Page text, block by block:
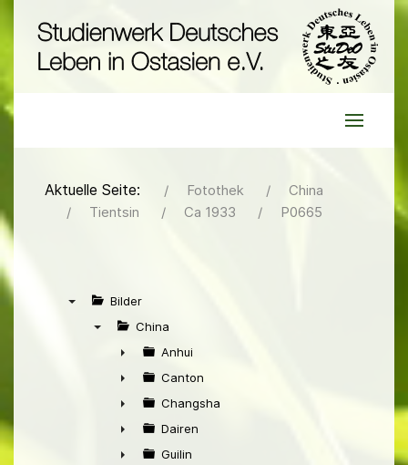
Aktuelle Seite: Fotothek
China
Tientsin
Ca 1933 P0665
Bilder
China
►
Anhui
►
Canton
►
Changsha
►
Dairen
Guilin